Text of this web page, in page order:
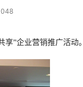
”企业营销推广活动。
扶贫助困基业长青